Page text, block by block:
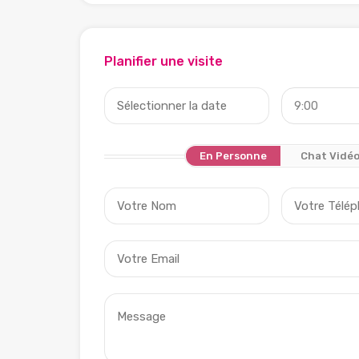
Planifier une visite
9:00
En Personne Chat Vidéo